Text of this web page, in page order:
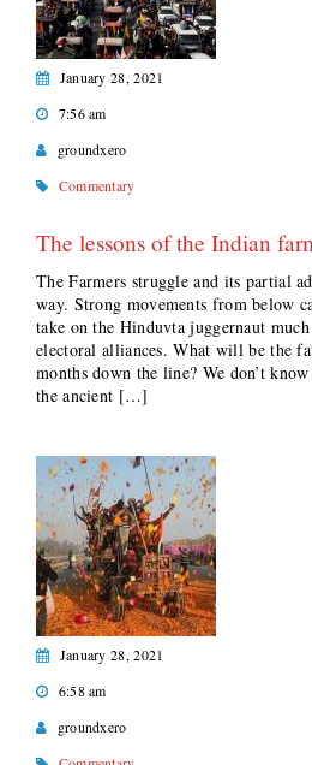
January 28, 2021
7:56 am
groundxero
Commentary
The lessons of the Indian
The Farmers struggle and its partial
way. Strong movements from below
take on the Hinduvta juggernaut
electoral alliances. What will be the
months down the line? We don’t
the ancient […]
January 28, 2021
6:58 am
groundxero